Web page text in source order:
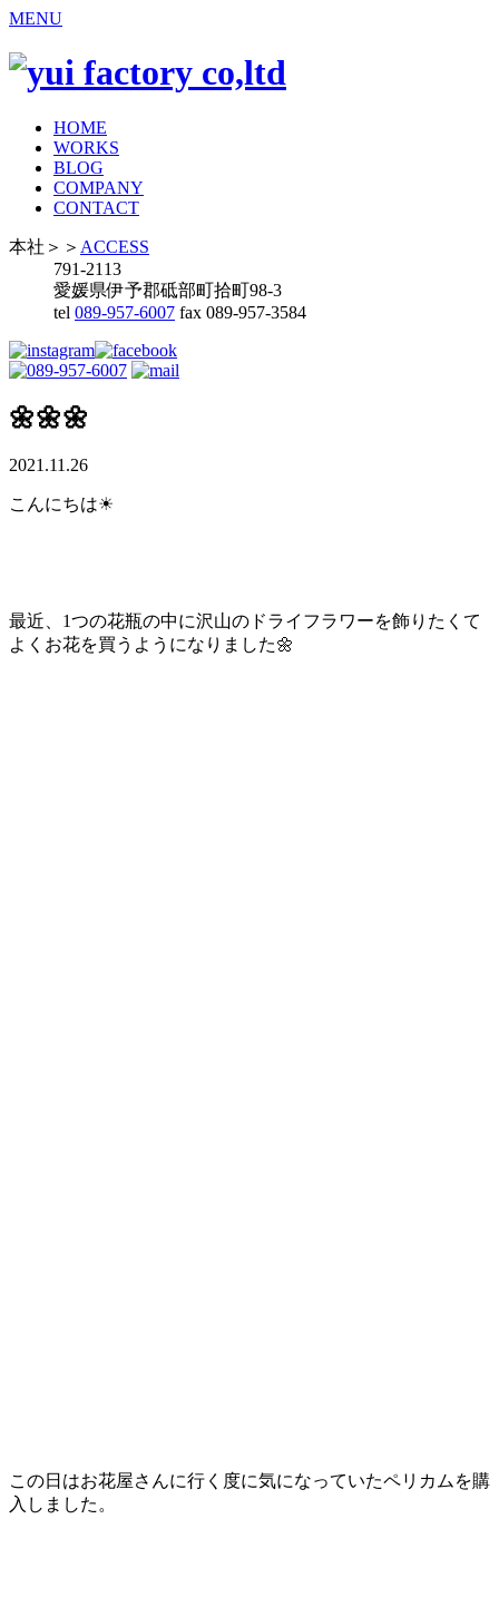
MENU
HOME
WORKS
BLOG
COMPANY
CONTACT
本社 ＞＞ ACCESS
791-2113
愛媛県伊予郡砥部町拾町98-3
tel 089-957-6007 fax 089-957-3584
🌼🌼🌼
2021.11.26
こんにちは☀
最近、1つの花瓶の中に沢山のドライフラワーを飾りたくて
よくお花を買うようになりました🌼
この日はお花屋さんに行く度に気になっていたペリカムを購
入しました。